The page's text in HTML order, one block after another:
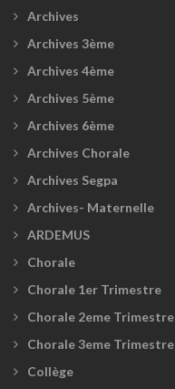
Archives
Archives 3ème
Archives 4ème
Archives 5ème
Archives 6ème
Archives Chorale
Archives Segpa
Archives- Maternelle
ARDEMUS
Chorale
Chorale 1er Trimestre
Chorale 2eme Trimestre
Chorale 3eme Trimestre
Collège